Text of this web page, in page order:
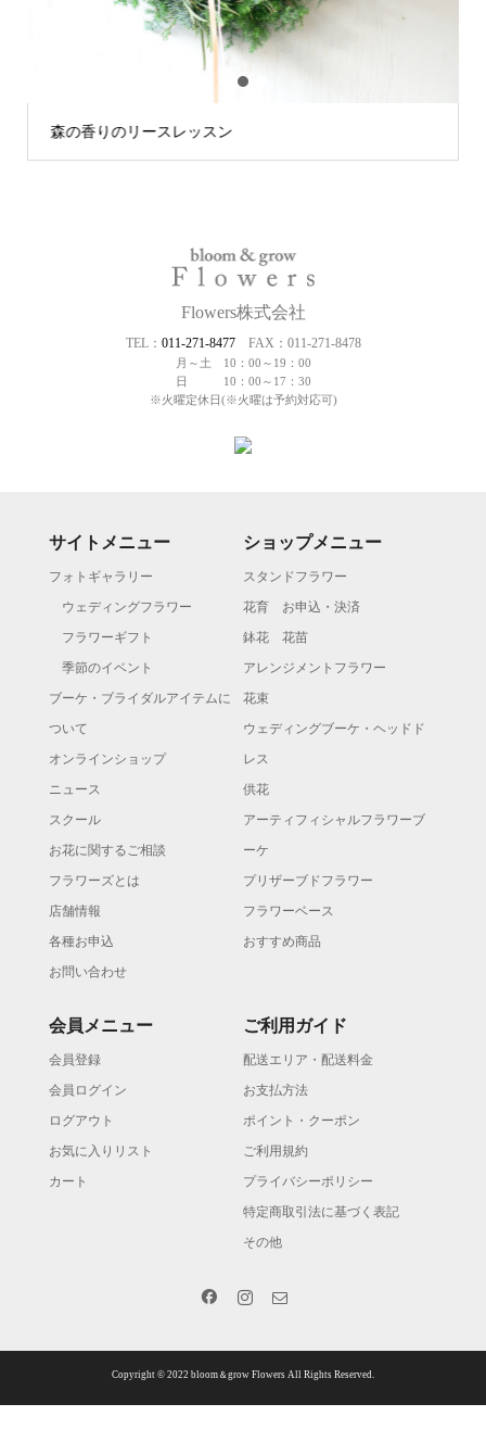
森の香りのリースレッスン
2
Flowers株式会社
TEL： 011-271-8477FAX：011-271-8478
月～土 10：00～19：00
日 10：00～17：30
※火曜定休日(※火曜は予約対応可)
サイトメニュー
フォトギャラリー
ウェディングフラワー
フラワーギフト
季節のイベント
ブーケ・ブライダルアイテムに
ついて
オンラインショップ
ニュース
スクール
お花に関するご相談
フラワーズとは
店舗情報
各種お申込
お問い合わせ
ショップメニュー
スタンドフラワー
花育 お申込・決済
鉢花 花苗
アレンジメントフラワー
花束
ウェディングブーケ・ヘッドド
レス
供花
アーティフィシャルフラワーブ
ーケ
プリザーブドフラワー
フラワーベース
おすすめ商品
会員メニュー
会員登録
会員ログイン
ログアウト
お気に入りリスト
カート
ご利用ガイド
配送エリア・配送料金
お支払方法
ポイント・クーポン
ご利用規約
プライバシーポリシー
特定商取引法に基づく表記
その他
Copyright © 2022 bloom＆grow Flowers All Rights Reserved.